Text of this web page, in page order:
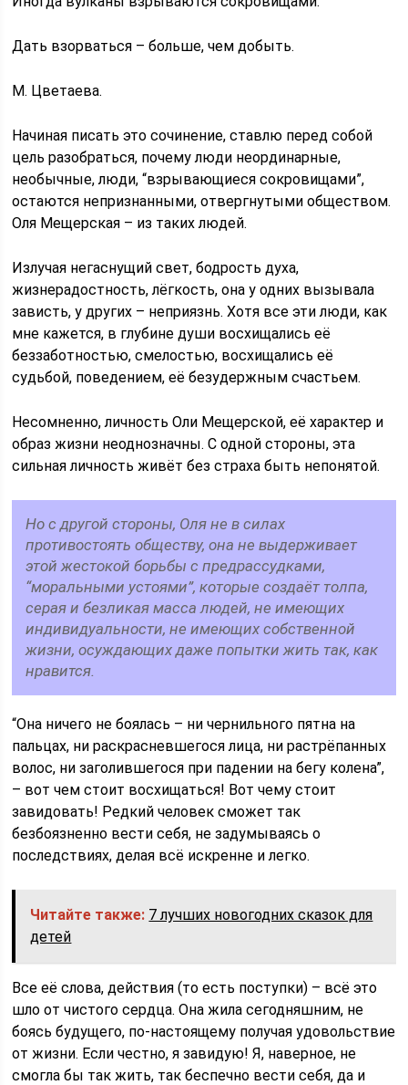
Дать взорваться – больше, чем добыть.
М. Цветаева.
Начиная писать это сочинение, ставлю перед собой
цель разобраться, почему люди неординарные,
необычные, люди, “взрывающиеся сокровищами”,
остаются непризнанными, отвергнутыми обществом.
Оля Мещерская – из таких людей.
Излучая негаснущий свет, бодрость духа,
жизнерадостность, лёгкость, она у одних вызывала
зависть, у других – неприязнь. Хотя все эти люди, как
мне кажется, в глубине души восхищались её
беззаботностью, смелостью, восхищались её
судьбой, поведением, её безудержным счастьем.
Несомненно, личность Оли Мещерской, её характер и
образ жизни неоднозначны. С одной стороны, эта
сильная личность живёт без страха быть непонятой.
Но с другой стороны, Оля не в силах
противостоять обществу, она не выдерживает
этой жестокой борьбы с предрассудками,
“моральными устоями”, которые создаёт толпа,
серая и безликая масса людей, не имеющих
индивидуальности, не имеющих собственной
жизни, осуждающих даже попытки жить так, как
нравится.
“Она ничего не боялась – ни чернильного пятна на
пальцах, ни раскрасневшегося лица, ни растрёпанных
волос, ни заголившегося при падении на бегу колена”,
– вот чем стоит восхищаться! Вот чему стоит
завидовать! Редкий человек сможет так
безбоязненно вести себя, не задумываясь о
последствиях, делая всё искренне и легко.
Читайте также: 7 лучших новогодних сказок для
детей
Все её слова, действия (то есть поступки) – всё это
шло от чистого сердца. Она жила сегодняшним, не
боясь будущего, по-настоящему получая удовольствие
от жизни. Если честно, я завидую! Я, наверное, не
смогла бы так жить, так беспечно вести себя, да и